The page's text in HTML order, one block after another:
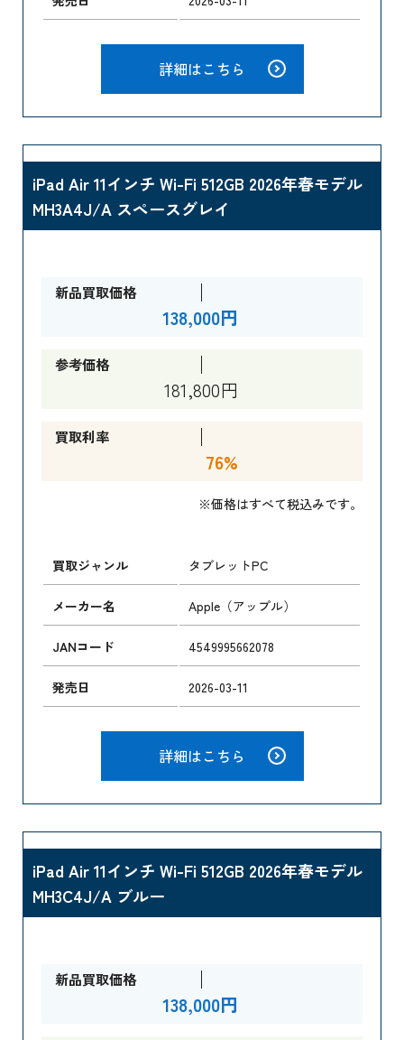
詳細はこちら
iPad Air 11インチ Wi-Fi 512GB 2026年春モデル
MH3A4J/A スペースグレイ
新品買取価格
138,000円
参考価格
181,800円
買取利率
76%
※価格はすべて税込みです。
買取ジャンル タブレットPC
メーカー名 Apple（アップル）
JANコード 4549995662078
発売日 2026-03-11
詳細はこちら
iPad Air 11インチ Wi-Fi 512GB 2026年春モデル
MH3C4J/A ブルー
新品買取価格
138,000円